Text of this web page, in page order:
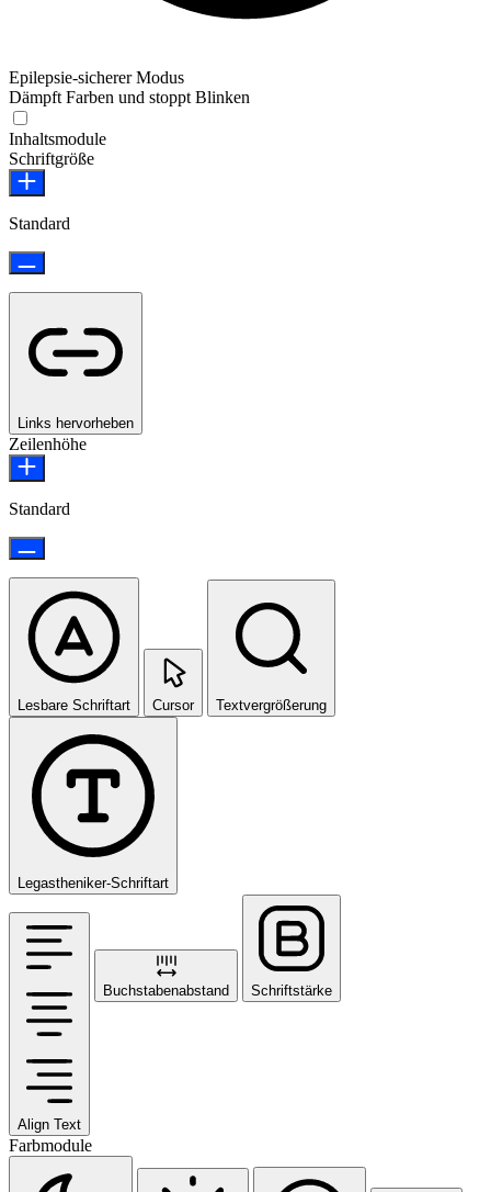
Epilepsie-sicherer Modus
Dämpft Farben und stoppt Blinken
Inhaltsmodule
Schriftgröße
Standard
Links hervorheben
Zeilenhöhe
Standard
Lesbare Schriftart Cursor Textvergrößerung
Legastheniker-Schriftart
Align Text
Buchstabenabstand Schriftstärke
Farbmodule